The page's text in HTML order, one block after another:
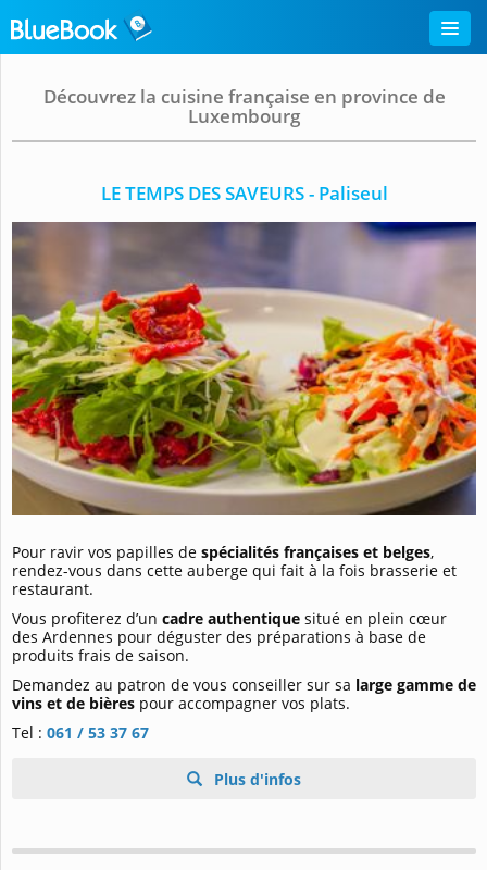
Découvrez la cuisine française en province de
Luxembourg
LE TEMPS DES SAVEURS - Paliseul
Pour ravir vos papilles de spécialités françaises et belges,
rendez-vous dans cette auberge qui fait à la fois brasserie et
restaurant.
Vous profiterez d’un cadre authentique situé en plein cœur
des Ardennes pour déguster des préparations à base de
produits frais de saison.
Demandez au patron de vous conseiller sur sa large gamme de
vins et de bières pour accompagner vos plats.
Tel : 061 / 53 37 67
Plus d'infos